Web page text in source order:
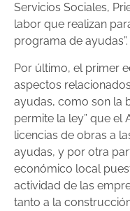
Servicios Sociales,
labor que realizan
programa de ayudas”.
Por último, el primer
aspectos
ayudas, como son la
permite la ley” que el
licencias de obras a
ayudas, y por otra
económico local
actividad de las
tanto a la